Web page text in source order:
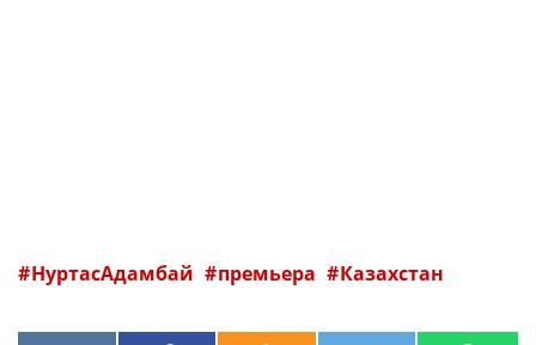
НуртасАдамбай премьера Казахстан